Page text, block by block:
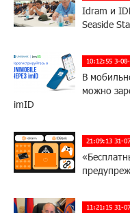
Idram и
Seaside
10:12:55 3-
В
можно
imID
21:09:13 31-
11:21:15 31-